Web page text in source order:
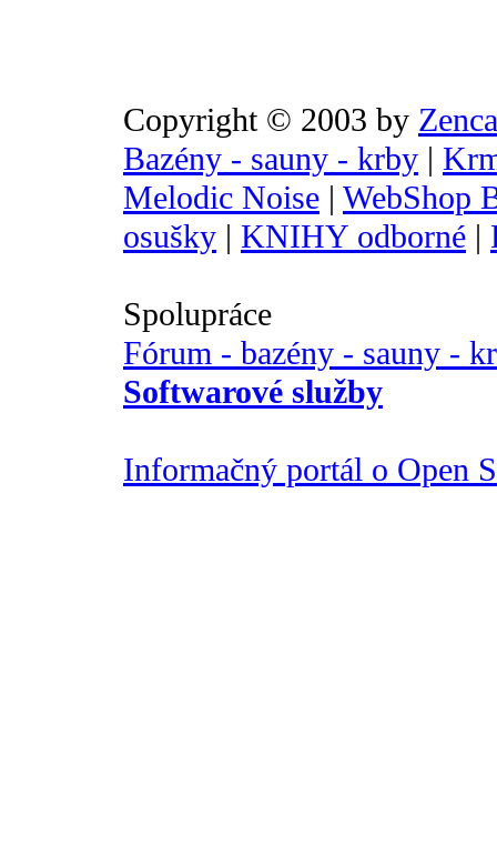
Copyright © 2003 by
Bazény - sauny - krby |
Melodic Noise | WebShop
osušky | KNIHY odborné |
Spolupráce
Fórum - bazény - sauny -
Softwarové služby
Informačný portál o Open